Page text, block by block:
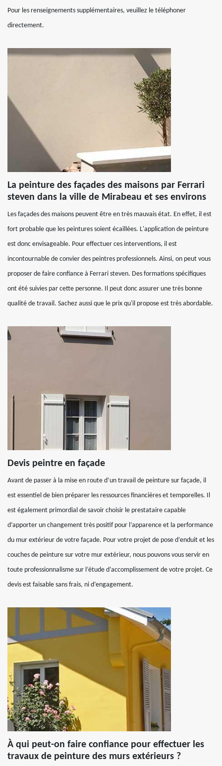
Pour les renseignements supplémentaires, veuillez le téléphoner
directement.
La peinture des façades des maisons par Ferrari
steven dans la ville de Mirabeau et ses environs
Les façades des maisons peuvent être en très mauvais état. En effet, il est
fort probable que les peintures soient écaillées. L'application de peinture
est donc envisageable. Pour effectuer ces interventions, il est
incontournable de convier des peintres professionnels. Ainsi, on peut vous
proposer de faire confiance à Ferrari steven. Des formations spécifiques
ont été suivies par cette personne. Il peut donc assurer une très bonne
qualité de travail. Sachez aussi que le prix qu'il propose est très abordable.
Devis peintre en façade
Avant de passer à la mise en route d’un travail de peinture sur façade, il
est essentiel de bien préparer les ressources financières et temporelles. Il
est également primordial de savoir choisir le prestataire capable
d’apporter un changement très positif pour l’apparence et la performance
du mur extérieur de votre façade. Pour votre projet de pose d’enduit et les
couches de peinture sur votre mur extérieur, nous pouvons vous servir en
toute professionnalisme sur l’étude d’accomplissement de votre projet. Ce
devis est faisable sans frais, ni d’engagement.
À qui peut-on faire confiance pour effectuer les
travaux de peinture des murs extérieurs ?